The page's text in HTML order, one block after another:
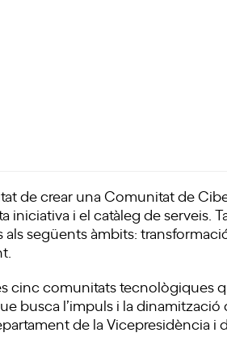
de crear una Comunitat de
iniciativa i el catàleg de serveis.
següents àmbits:
cinc comunitats tecnològiques
busca l’impuls i la dinamització
de la Vicepresidència i